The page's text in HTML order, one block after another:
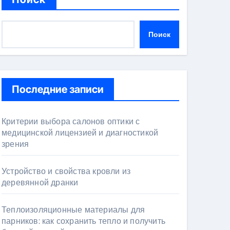
Поиск
Последние записи
Критерии выбора салонов оптики с
медицинской лицензией и диагностикой
зрения
Устройство и свойства кровли из
деревянной дранки
Теплоизоляционные материалы для
парников: как сохранить тепло и получить